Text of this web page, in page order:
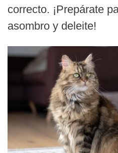
correcto. ¡Prepárate
asombro y deleite!